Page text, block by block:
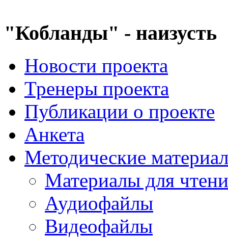
"Кобланды" - наизусть
Новости проекта
Тренеры проекта
Публикации о проекте
Анкета
Методические
Материалы для
Аудиофайлы
Видеофайлы